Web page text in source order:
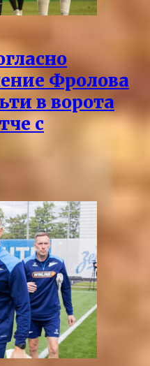
Фролова
в ворота
с